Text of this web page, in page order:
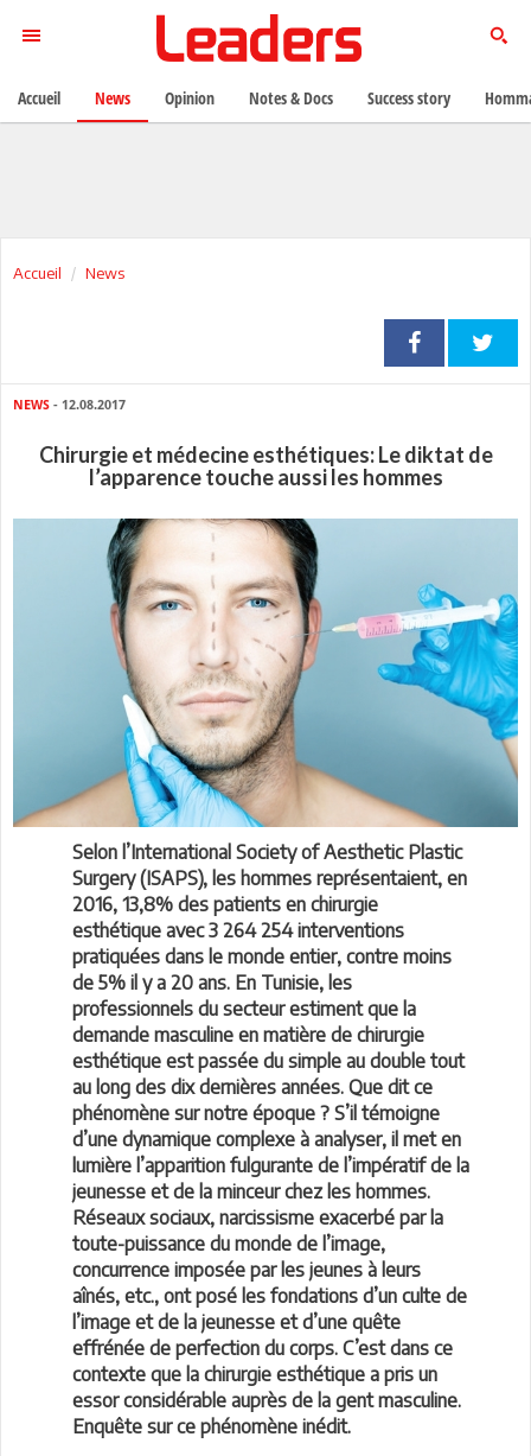
Accueil News
NEWS - 12.08.2017
Chirurgie et médecine esthétiques: Le diktat de
l’apparence touche aussi les hommes
Selon l’International Society of Aesthetic Plastic
Surgery (ISAPS), les hommes représentaient, en
2016, 13,8% des patients en chirurgie
esthétique avec 3 264 254 interventions
pratiquées dans le monde entier, contre moins
de 5% il y a 20 ans. En Tunisie, les
professionnels du secteur estiment que la
demande masculine en matière de chirurgie
esthétique est passée du simple au double tout
au long des dix dernières années. Que dit ce
phénomène sur notre époque ? S’il témoigne
d’une dynamique complexe à analyser, il met en
lumière l’apparition fulgurante de l’impératif de la
jeunesse et de la minceur chez les hommes.
Réseaux sociaux, narcissisme exacerbé par la
toute-puissance du monde de l’image,
concurrence imposée par les jeunes à leurs
aînés, etc., ont posé les fondations d’un culte de
l’image et de la jeunesse et d’une quête
effrénée de perfection du corps. C’est dans ce
contexte que la chirurgie esthétique a pris un
essor considérable auprès de la gent masculine.
Enquête sur ce phénomène inédit.
Accueil News Opinion Notes & Docs Success story